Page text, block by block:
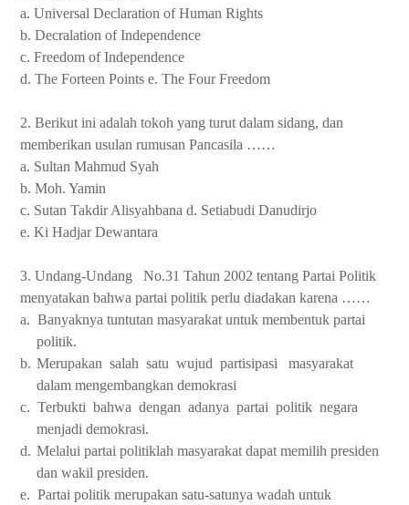
a. Universal Declaration of Human Rights
b. Decralation of Independence
c. Freedom of Independence
d. The Forteen Points e. The Four Freedom
2. Berikut ini adalah tokoh yang turut dalam sidang, dan
memberikan usulan rumusan Pancasila ……
a. Sultan Mahmud Syah
b. Moh. Yamin
c. Sutan Takdir Alisyahbana d. Setiabudi Danudirjo
e. Ki Hadjar Dewantara
3. Undang-Undang
No.31 Tahun 2002 tentang Partai Politik
menyatakan bahwa partai politik perlu diadakan karena ……
a. Banyaknya tuntutan masyarakat untuk membentuk partai
politik.
b. Merupakan salah satu wujud partisipasi
masyarakat
dalam mengembangkan demokrasi
c. Terbukti bahwa dengan adanya partai politik negara
menjadi demokrasi.
d. Melalui partai politiklah masyarakat dapat memilih presiden
dan wakil presiden.
e. Partai politik merupakan satu-satunya wadah untuk